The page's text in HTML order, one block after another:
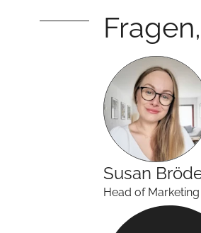
Susan
Head of Marketing